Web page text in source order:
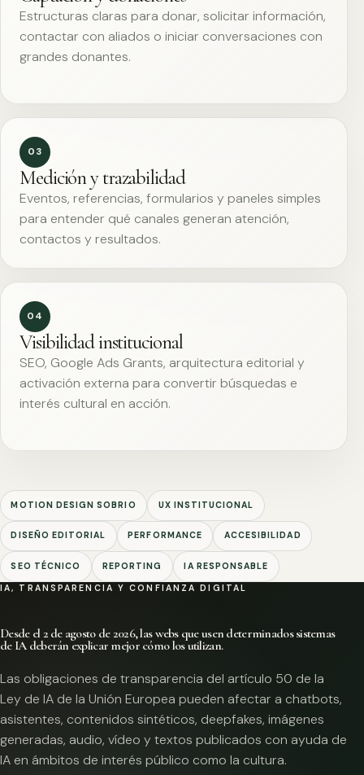
Estructuras claras para donar, solicitar información,
contactar con aliados o iniciar conversaciones con
grandes donantes.
03
Medición y trazabilidad
Eventos, referencias, formularios y paneles simples
para entender qué canales generan atención,
contactos y resultados.
04
Visibilidad institucional
SEO, Google Ads Grants, arquitectura editorial y
activación externa para convertir búsquedas e
interés cultural en acción.
MOTION DESIGN SOBRIO UX INSTITUCIONAL
DISEÑO EDITORIAL PERFORMANCE ACCESIBILIDAD
SEO TÉCNICO REPORTING IA RESPONSABLE
IA, TRANSPARENCIA Y CONFIANZA DIGITAL
Desde el 2 de agosto de 2026, las webs que usen determinados sistemas
de IA deberán explicar mejor cómo los utilizan.
Las obligaciones de transparencia del artículo 50 de la
Ley de IA de la Unión Europea pueden afectar a chatbots,
asistentes, contenidos sintéticos, deepfakes, imágenes
generadas, audio, vídeo y textos publicados con ayuda de
IA en ámbitos de interés público como la cultura.